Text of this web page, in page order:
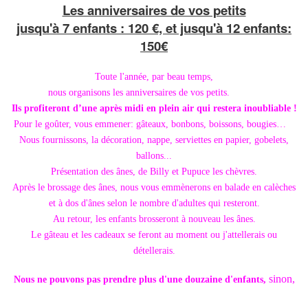
Les anniversaires de vos petits
jusqu'à 7 enfants : 120 €, et jusqu'à 12 enfants:
150€
Toute l'année, par beau temps,
nous organisons les anniversaires de vos petits.
Ils profiteront d’une après midi en plein air qui restera inoubliable !
Pour le goûter, vous emmener: gâteaux, bonbons, boissons, bougies…
Nous fournissons, la décoration, nappe, serviettes en papier, gobelets,
ballons...
Présentation des ânes, de Billy et Pupuce les chèvres.
Après le brossage des ânes, nous vous emmènerons en balade en calèches
et à dos d'ânes selon le nombre d'adultes qui resteront.
Au retour, les enfants brosseront à nouveau les ânes.
Le gâteau et les cadeaux se feront au moment ou j'attellerais ou
détellerais.
Nous ne pouvons pas prendre plus d'une douzaine d'enfants, sinon,